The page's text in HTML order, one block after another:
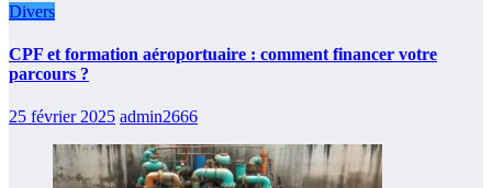
Divers
CPF et formation aéroportuaire : comment financer votre
parcours ?
25 février 2025 admin2666